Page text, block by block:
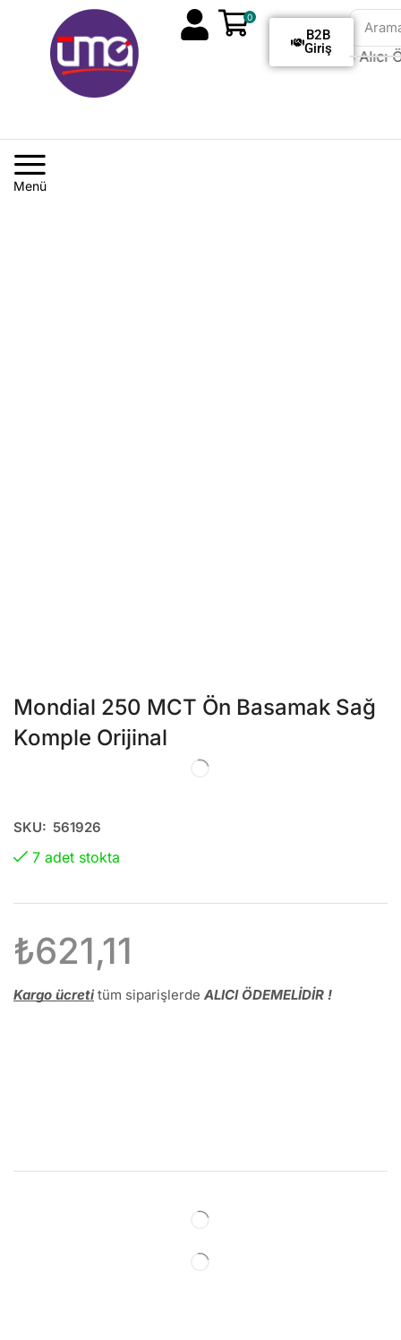
Tüm Siparişlerde Kargo Alıcı
0
B2B
Giriş
Menü
Mondial 250 MCT Ön Basamak Sağ
Komple Orijinal
SKU: 561926
7 adet stokta
₺621,11
Kargo ücretitüm siparişlerde ALICI ÖDEMELİDİR !